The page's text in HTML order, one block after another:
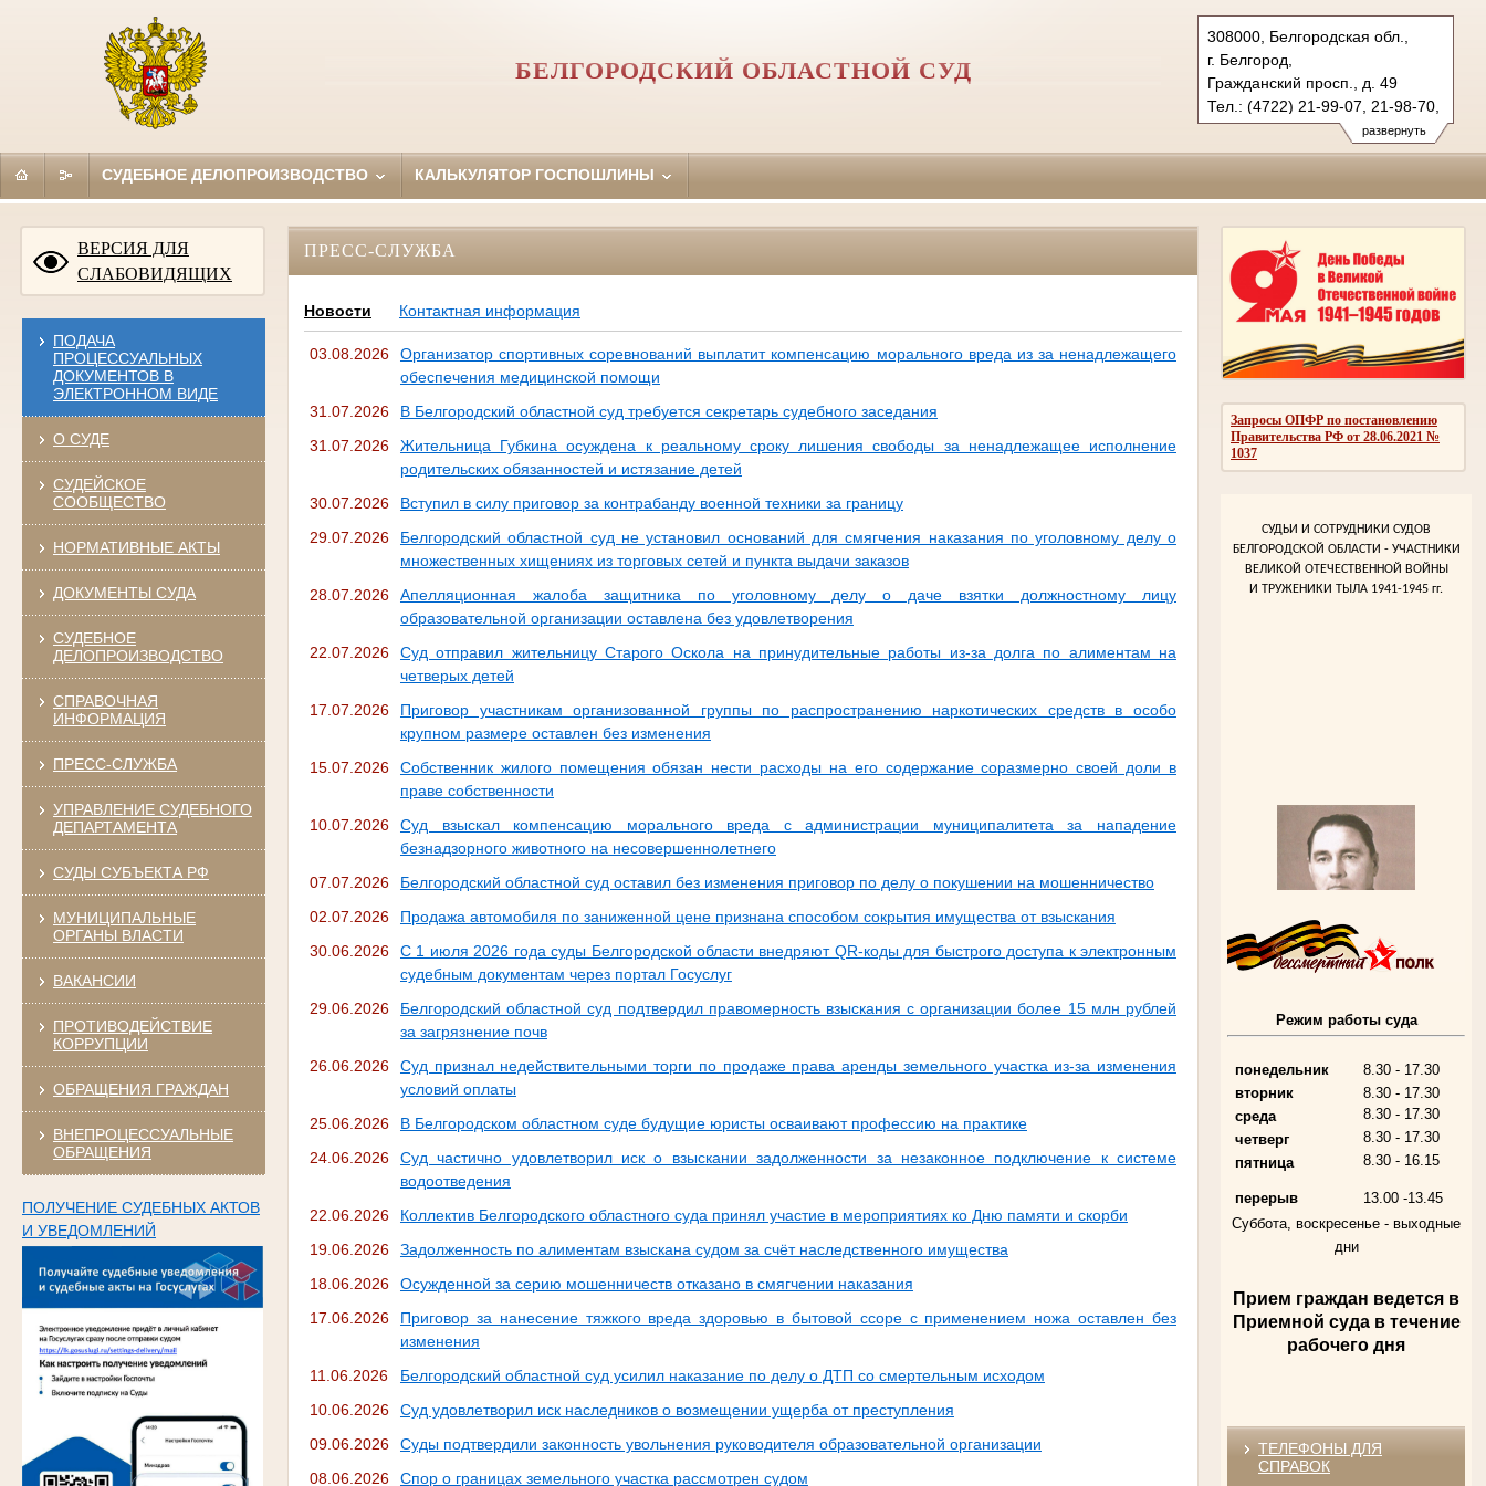
развернуть
308000, Белгородская обл.,
г. Белгород,
Гражданский просп., д. 49
Тел.: (4722) 21-99-07, 21-98-70,
21-98-76
oblsud.blg@sudrf.ru
БЕЛГОРОДСКИЙ ОБЛАСТНОЙ СУД
СУДЕБНОЕ ДЕЛОПРОИЗВОДСТВО КАЛЬКУЛЯТОР ГОСПОШЛИНЫ
ВЕРСИЯ ДЛЯ
СЛАБОВИДЯЩИХ
ПОДАЧА
ПРОЦЕССУАЛЬНЫХ
ДОКУМЕНТОВ В
ЭЛЕКТРОННОМ ВИДЕ
О СУДЕ
СУДЕЙСКОЕ
СООБЩЕСТВО
НОРМАТИВНЫЕ АКТЫ
ДОКУМЕНТЫ СУДА
СУДЕБНОЕ
ДЕЛОПРОИЗВОДСТВО
СПРАВОЧНАЯ
ИНФОРМАЦИЯ
ПРЕСС-СЛУЖБА
УПРАВЛЕНИЕ СУДЕБНОГО
ДЕПАРТАМЕНТА
СУДЫ СУБЪЕКТА РФ
МУНИЦИПАЛЬНЫЕ
ОРГАНЫ ВЛАСТИ
ВАКАНСИИ
ПРОТИВОДЕЙСТВИЕ
КОРРУПЦИИ
ОБРАЩЕНИЯ ГРАЖДАН
ВНЕПРОЦЕССУАЛЬНЫЕ
ОБРАЩЕНИЯ
ПОЛУЧЕНИЕ СУДЕБНЫХ АКТОВ
И УВЕДОМЛЕНИЙ
Запросы ОПФР по постановлению
Правительства РФ от 28.06.2021 №
1037
СУДЬИ И СОТРУДНИКИ СУДОВ
БЕЛГОРОДСКОЙ ОБЛАСТИ - УЧАСТНИКИ
ВЕЛИКОЙ ОТЕЧЕСТВЕННОЙ ВОЙНЫ
И ТРУЖЕНИКИ ТЫЛА 1941-1945 гг.
Алферьев Сергей Григорьевич
народного суда
в период с 1954 по 1982 гг.
Андрющенкова Тамара Ивановна
Труженица тыла в годы
Великой Отечественной войны
Режим работы суда
понедельник
8.30 - 17.30
вторник
8.30 - 17.30
среда
8.30 - 17.30
четверг
8.30 - 17.30
пятница
8.30 - 16.15
перерыв
13.00 -13.45
Суббота, воскресенье - выходные
дни
Прием граждан ведется в
Приемной суда в течение
рабочего дня
ТЕЛЕФОНЫ ДЛЯ
СПРАВОК
ПРЕСС-СЛУЖБА
Новости Контактная информация
03.08.2026
Организатор спортивных соревнований выплатит компенсацию морального вреда из за ненадлежащего
обеспечения медицинской помощи
31.07.2026
В Белгородский областной суд требуется секретарь судебного заседания
31.07.2026
Жительница Губкина осуждена к реальному сроку лишения свободы за ненадлежащее исполнение
родительских обязанностей и истязание детей
30.07.2026
Вступил в силу приговор за контрабанду военной техники за границу
29.07.2026
Белгородский областной суд не установил оснований для смягчения наказания по уголовному делу о
множественных хищениях из торговых сетей и пункта выдачи заказов
28.07.2026
Апелляционная жалоба защитника по уголовному делу о даче взятки должностному лицу
образовательной организации оставлена без удовлетворения
22.07.2026
Суд отправил жительницу Старого Оскола на принудительные работы из-за долга по алиментам на
четверых детей
17.07.2026
Приговор участникам организованной группы по распространению наркотических средств в особо
крупном размере оставлен без изменения
15.07.2026
Собственник жилого помещения обязан нести расходы на его содержание соразмерно своей доли в
праве собственности
10.07.2026
Суд взыскал компенсацию морального вреда с администрации муниципалитета за нападение
безнадзорного животного на несовершеннолетнего
07.07.2026
Белгородский областной суд оставил без изменения приговор по делу о покушении на мошенничество
02.07.2026
Продажа автомобиля по заниженной цене признана способом сокрытия имущества от взыскания
30.06.2026
С 1 июля 2026 года суды Белгородской области внедряют QR-коды для быстрого доступа к электронным
судебным документам через портал Госуслуг
29.06.2026
Белгородский областной суд подтвердил правомерность взыскания с организации более 15 млн рублей
за загрязнение почв
26.06.2026
Суд признал недействительными торги по продаже права аренды земельного участка из‑за изменения
условий оплаты
25.06.2026
В Белгородском областном суде будущие юристы осваивают профессию на практике
24.06.2026
Суд частично удовлетворил иск о взыскании задолженности за незаконное подключение к системе
водоотведения
22.06.2026
Коллектив Белгородского областного суда принял участие в мероприятиях ко Дню памяти и скорби
19.06.2026
Задолженность по алиментам взыскана судом за счёт наследственного имущества
18.06.2026
Осужденной за серию мошенничеств отказано в смягчении наказания
17.06.2026
Приговор за нанесение тяжкого вреда здоровью в бытовой ссоре с применением ножа оставлен без
изменения
11.06.2026
Белгородский областной суд усилил наказание по делу о ДТП со смертельным исходом
10.06.2026
Суд удовлетворил иск наследников о возмещении ущерба от преступления
09.06.2026
Суды подтвердили законность увольнения руководителя образовательной организации
08.06.2026
Спор о границах земельного участка рассмотрен судом